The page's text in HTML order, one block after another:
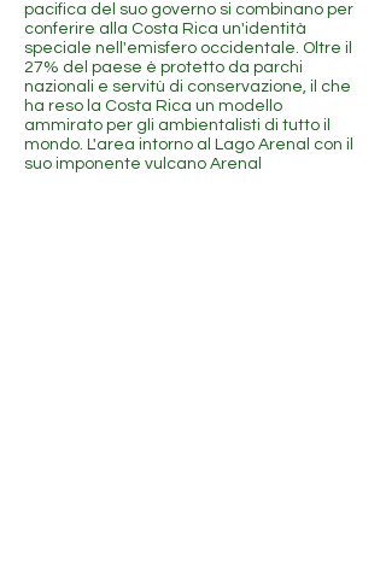
pacifica del suo governo si combinano per
conferire alla Costa Rica un'identità
speciale nell'emisfero occidentale. Oltre il
27% del paese è protetto da parchi
nazionali e servitù di conservazione, il che
ha reso la Costa Rica un modello
ammirato per gli ambientalisti di tutto il
mondo. L'area intorno al Lago Arenal con il
suo imponente vulcano Arenal